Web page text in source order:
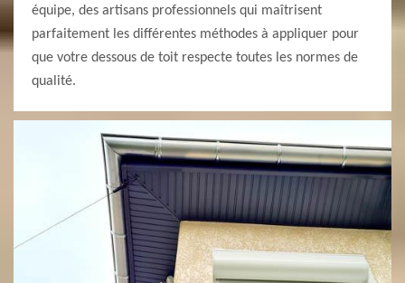
équipe, des artisans professionnels qui maîtrisent
parfaitement les différentes méthodes à appliquer pour
que votre dessous de toit respecte toutes les normes de
qualité.